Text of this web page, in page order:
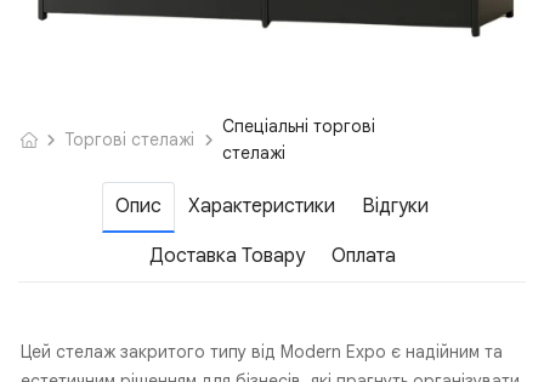
Торгові стелажі
Спеціальні торгові
стелажі
Опис Характеристики Відгуки
Доставка Товару Оплата
Цей стелаж закритого типу від Modern Expo є надійним та